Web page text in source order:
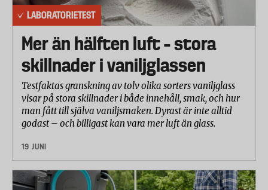
upprepades testet tills även det laddningsbara
fodralet var tömt.
LABORATORIETEST
Mer än hälften luft – stora
skillnader i vaniljglassen
Testfaktas granskning av tolv olika sorters vaniljglass
visar på stora skillnader i både innehåll, smak, och hur
man fått till själva vaniljsmaken. Dyrast är inte alltid
godast – och billigast kan vara mer luft än glass.
19 JUNI